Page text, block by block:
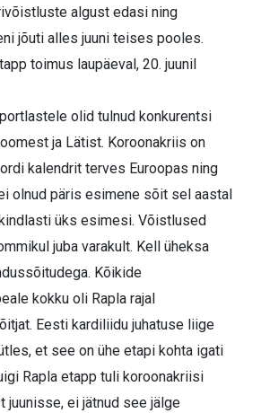
algust edasi ning
jõuti alles juuni teises pooles.
toimus laupäeval, 20. juunil
olid tulnud konkurentsi
ja Lätist. Koroonakriis on
kalendrit terves Euroopas ning
olnud päris esimene sõit sel aastal
üks esimesi. Võistlused
juba varakult. Kell üheksa
Kõikide
kokku oli Rapla rajal
Eesti kardiliidu juhatuse liige
et see on ühe etapi kohta igati
Rapla etapp tuli koroonakriisi
juunisse, ei jätnud see jälge